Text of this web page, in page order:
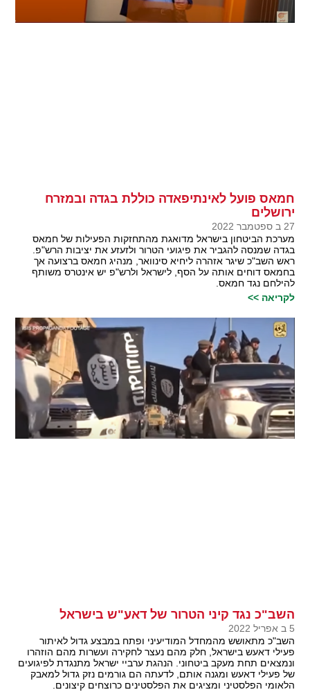
חמאס פועל לאינתיפאדה כוללת בגדה ובמזרח
ירושלים
27 ב ספטמבר 2022
מערכת הביטחון בישראל מדואגת מהתחזקות הפעילות של חמאס
בגדה שמנסה להגביר את פיגועי הטרור ולזעזע את יציבות הרש"פ.
ראש השב"כ שיגר אזהרה ליחיא סינוואר, מנהיג חמאס ברצועה אך
בחמאס דוחים אותה על הסף, לישראל ולרש"פ יש אינטרס משותף
להילחם נגד חמאס.
לקריאה >>
השב"כ נגד קיני הטרור של דאע"ש בישראל
5 ב אפריל 2022
השב"כ מתאושש מהמחדל המודיעיני ופתח במבצע גדול לאיתור
פעילי דאעש בישראל, חלק מהם נעצר לחקירה ועשרות מהם הוזהרו
ונמצאים תחת מעקב ביטחוני. הנהגת ערביי ישראל מתנגדת לפיגועים
של פעילי דאעש ומגנה אותם, לדעתה הם גורמים נזק גדול למאבק
הלאומי הפלסטיני ומציגים את הפלסטינים כרוצחים קיצונים.